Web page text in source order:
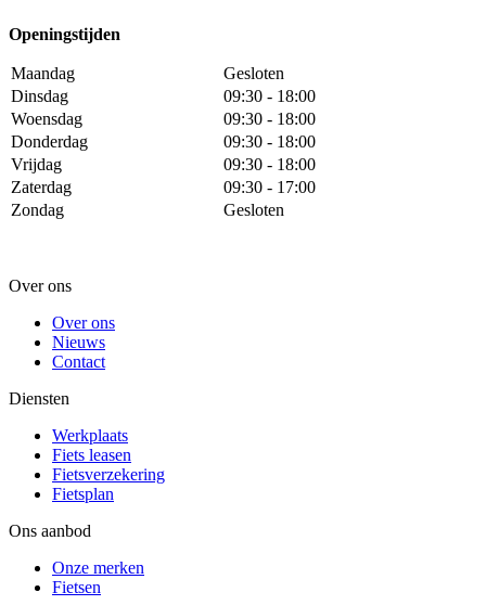
Openingstijden
Maandag
Gesloten
Dinsdag
09:30 - 18:00
Woensdag
09:30 - 18:00
Donderdag
09:30 - 18:00
Vrijdag
09:30 - 18:00
Zaterdag
09:30 - 17:00
Zondag
Gesloten
Over ons
Over ons
Nieuws
Contact
Diensten
Werkplaats
Fiets leasen
Fietsverzekering
Fietsplan
Ons aanbod
Onze merken
Fietsen